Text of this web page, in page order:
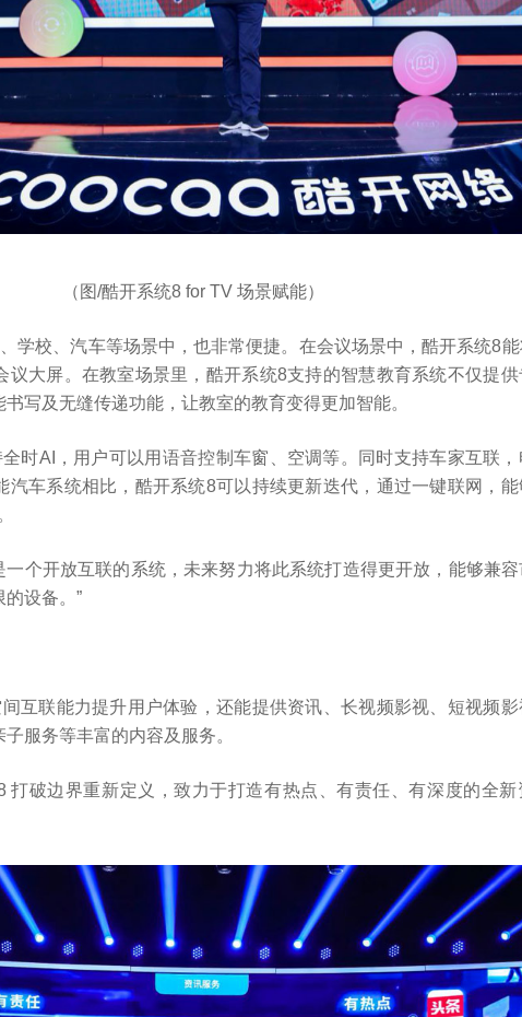
（图/酷开系统8 for TV 场景赋能）
学校、汽车等场景中，也非常便捷。在会议场景中，酷开系统8
议大屏。在教室场景里，酷开系统8支持的智慧教育系统不仅提
写及无缝传递功能，让教室的教育变得更加智能。
时AI，用户可以用语音控制车窗、空调等。同时支持车家互联
汽车系统相比，酷开系统8可以持续更新迭代，通过一键联网，
一个开放互联的系统，未来努力将此系统打造得更开放，能够兼
设备。”
互联能力提升用户体验，还能提供资讯、长视频影视、短视频影
服务等丰富的内容及服务。
打破边界重新定义，致力于打造有热点、有责任、有深度的全新